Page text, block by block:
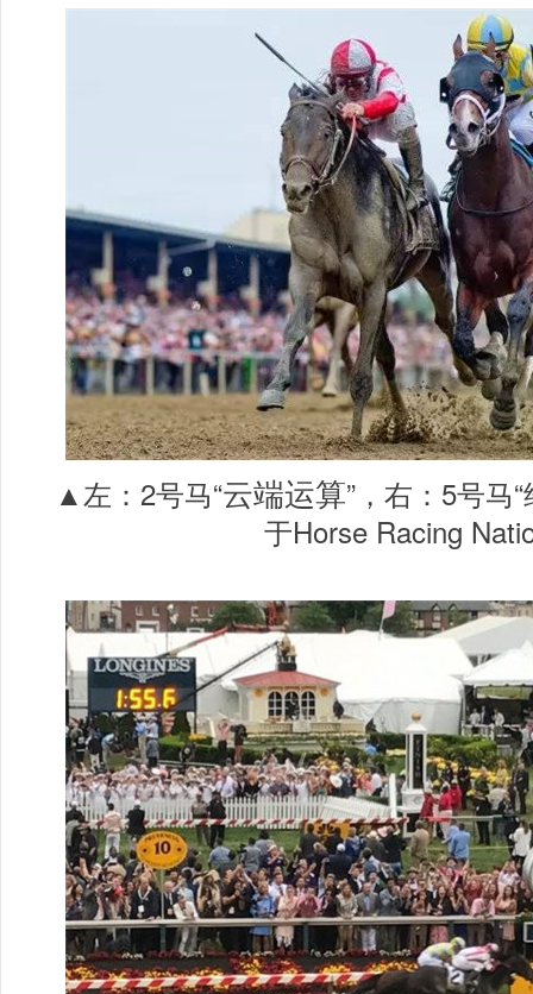
▲左：2号马“云端运算”，右：5号马
于Horse Racing